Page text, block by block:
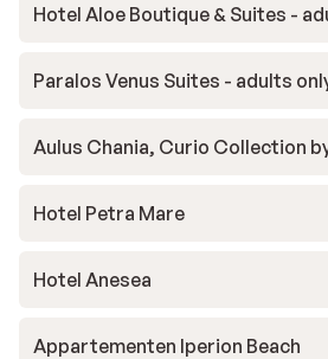
Hotel Aloe Boutique & Suites -
Paralos Venus Suites - adults
Aulus Chania, Curio Collection
Hotel Petra Mare
Hotel Anesea
Appartementen Iperion Beach